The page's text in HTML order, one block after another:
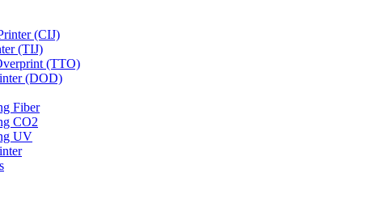
(CIJ)
(TIJ)
(TTO)
(DOD)
Fiber
CO2
UV